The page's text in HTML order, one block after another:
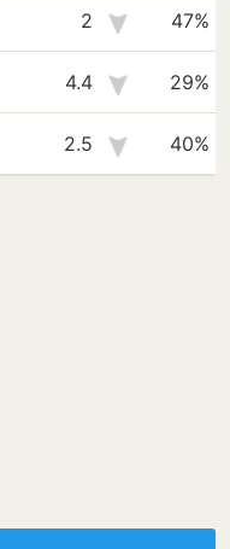
2 47%
4.4 29%
2.5 40%